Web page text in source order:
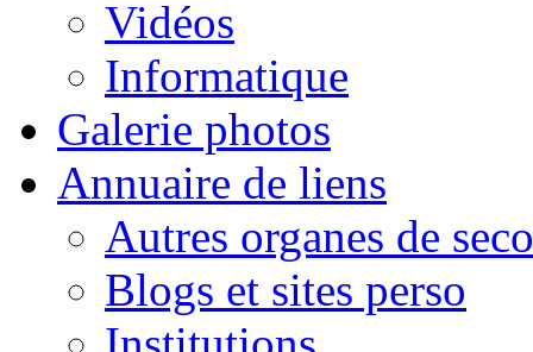
Vidéos
Informatique
Galerie photos
Annuaire de liens
Autres organes de
Blogs et sites perso